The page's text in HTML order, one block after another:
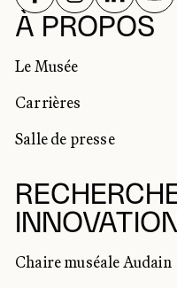
À PROPOS
Le Musée
Carrières
Salle de presse
INNOVATION
Chaire muséale Audain